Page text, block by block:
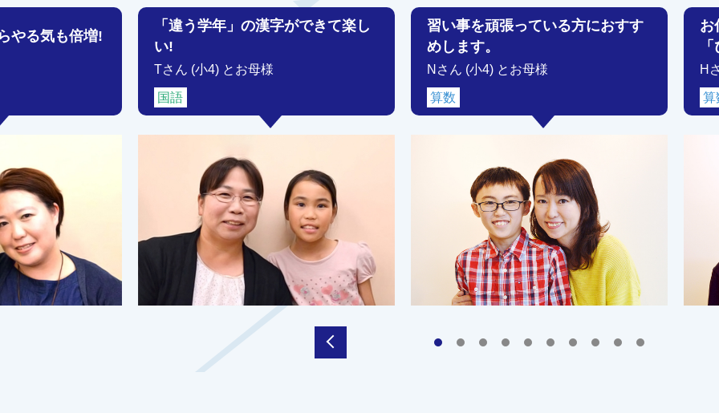
やる気も倍増!
「違う学年」の漢字ができて楽し
い!
Tさん (小4) とお母様
国語
習い事を頑張っている方におすす
めします。
Nさん (小4) とお母様
算数
お
H
算